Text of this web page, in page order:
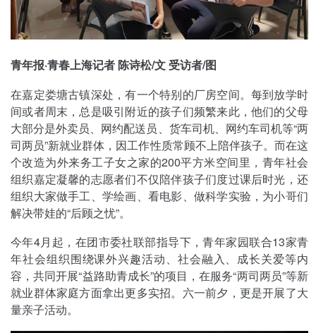
青年报·青春上海记者 陈诗松/文 受访者/图
在嘉定娄塘古镇深处，有一个特别的厂房空间。每到放学时
间或者周末，总是吸引附近的孩子们频繁来此，他们的父母
大部分是外卖员、网约配送员、货车司机、网约车司机等“两
司两员”新就业群体，因工作性质常顾不上陪伴孩子。而在这
个改造为外来务工子女之家的200平方米空间里，青年社会
组织嘉定凝馨的志愿者们不仅陪伴孩子们度过课后时光，还
组织大家做手工、学绘画、看电影、做科学实验，为小哥们
解决带娃的“后顾之忧”。
今年4月起，在团市委社联部指导下，青年家园联合13家青
年社会组织围绕课外兴趣活动、社会融入、成长关爱等内
容，共同开展“益路助青成长”的项目，在服务“两司两员”等新
就业群体家庭方面拿出更多实招。六一前夕，更是开展了大
量亲子活动。